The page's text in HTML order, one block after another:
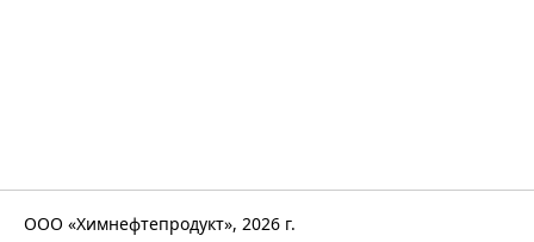
ООО «Химнефтепродукт», 2026 г.